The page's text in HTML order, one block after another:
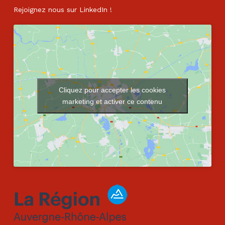
Rejoignez nous sur LinkedIn !
Cliquez pour accepter les cookies
marketing et activer ce contenu